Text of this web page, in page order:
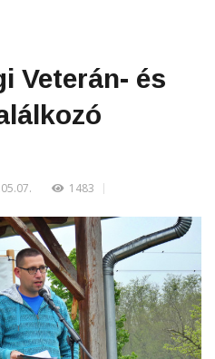
Veterán- és
1483